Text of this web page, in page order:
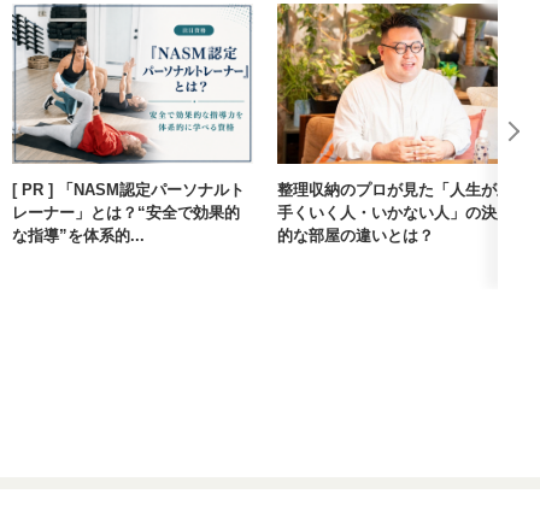
[ PR ] 「NASM認定パーソナルト
レーナー」とは？“安全で効果的
な指導”を体系的...
整理収納のプロが見た「人生が上
手くいく人・いかない人」の決定
的な部屋の違いとは？